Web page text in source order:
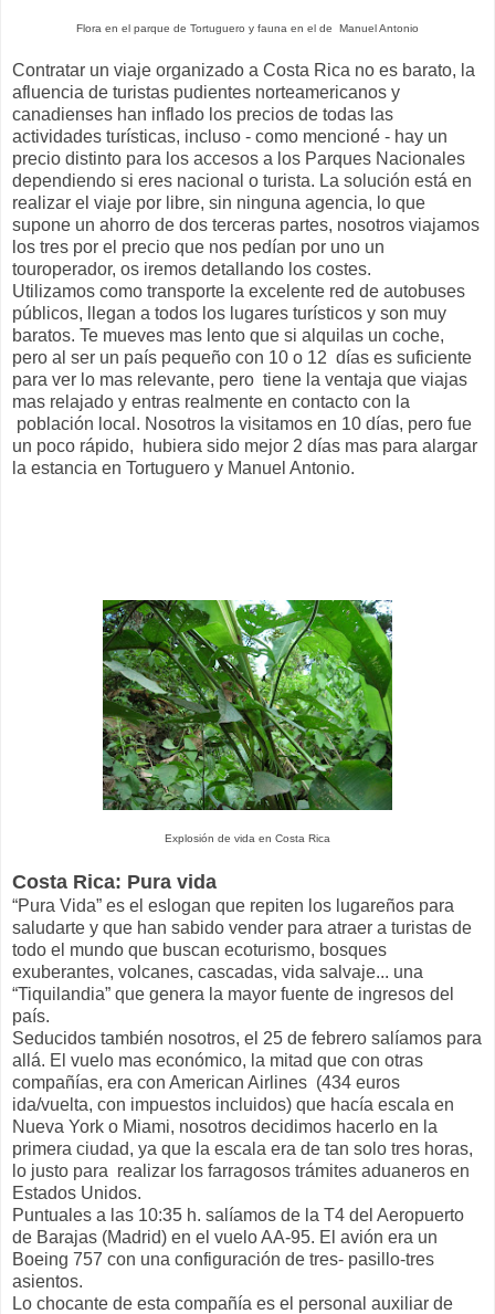
Flora en el parque de Tortuguero y fauna en el de Manuel Antonio
Contratar un viaje organizado a Costa Rica no es barato, la
afluencia de turistas pudientes norteamericanos y
canadienses han inflado los precios de todas las
actividades turísticas, incluso - como mencioné - hay un
precio distinto para los accesos a los Parques Nacionales
dependiendo si eres nacional o turista. La solución está en
realizar el viaje por libre, sin ninguna agencia, lo que
supone un ahorro de dos terceras partes, nosotros viajamos
los tres por el precio que nos pedían por uno un
touroperador, os iremos detallando los costes.
Utilizamos como transporte la excelente red de autobuses
públicos, llegan a todos los lugares turísticos y son muy
baratos. Te mueves mas lento que si alquilas un coche,
pero al ser un país pequeño con 10 o 12 días es suficiente
para ver lo mas relevante, pero tiene la ventaja que viajas
mas relajado y entras realmente en contacto con la
población local. Nosotros la visitamos en 10 días, pero fue
un poco rápido, hubiera sido mejor 2 días mas para alargar
la estancia en Tortuguero y Manuel Antonio.
Explosión de vida en Costa Rica
Costa Rica: Pura vida
“Pura Vida” es el eslogan que repiten los lugareños para
saludarte y que han sabido vender para atraer a turistas de
todo el mundo que buscan ecoturismo, bosques
exuberantes, volcanes, cascadas, vida salvaje... una
“Tiquilandia” que genera la mayor fuente de ingresos del
país.
Seducidos también nosotros, el 25 de febrero salíamos para
allá. El vuelo mas económico, la mitad que con otras
compañías, era con American Airlines (434 euros
ida/vuelta, con impuestos incluidos) que hacía escala en
Nueva York o Miami, nosotros decidimos hacerlo en la
primera ciudad, ya que la escala era de tan solo tres horas,
lo justo para realizar los farragosos trámites aduaneros en
Estados Unidos.
Puntuales a las 10:35 h. salíamos de la T4 del Aeropuerto
de Barajas (Madrid) en el vuelo AA-95. El avión era un
Boeing 757 con una configuración de tres- pasillo-tres
asientos.
Lo chocante de esta compañía es el personal auxiliar de